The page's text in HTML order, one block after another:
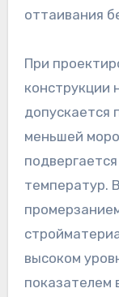
оттаивания
При
конструкции
допускается
меньшей
температур.
высоком
показателем